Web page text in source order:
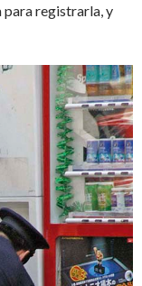
para registrarla, y